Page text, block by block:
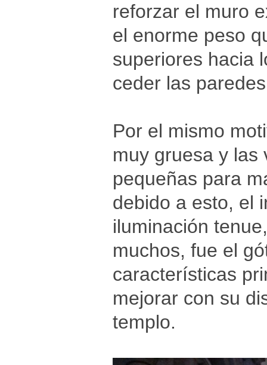
reforzar el muro
el enorme peso
superiores hacia
ceder las
Por el mismo
muy gruesa y las
pequeñas para
debido a esto, el
iluminación
muchos, fue el
características
mejorar con su
templo.